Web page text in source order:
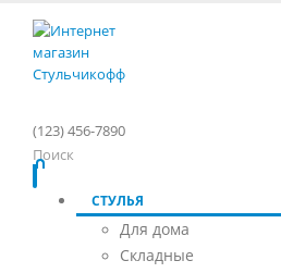
(123) 456-7890
Поиск
СТУЛЬЯ
Для дома
Складные